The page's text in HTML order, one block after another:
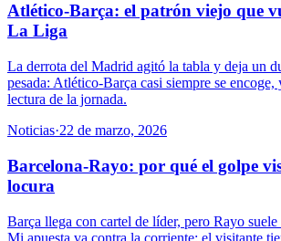
Atlético-Barça: el patrón viejo que
La Liga
La derrota del Madrid agitó la tabla y deja un
pesada: Atlético-Barça casi siempre se encoge,
lectura de la jornada.
Noticias·22 de marzo, 2026
Barcelona-Rayo: por qué el golpe
locura
Barça llega con cartel de líder, pero Rayo
Mi apuesta va contra la corriente: el visitante